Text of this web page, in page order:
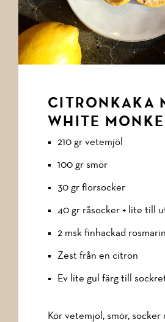
CITRONKAKA
WHITE
210 gr vetemjöl
100 gr smör
30 gr florsocker
40 gr råsocker + lite till
2 msk finhackad rosmarin
Zest från en citron
Ev lite gul färg till
Kör vetemjöl, smör, socker